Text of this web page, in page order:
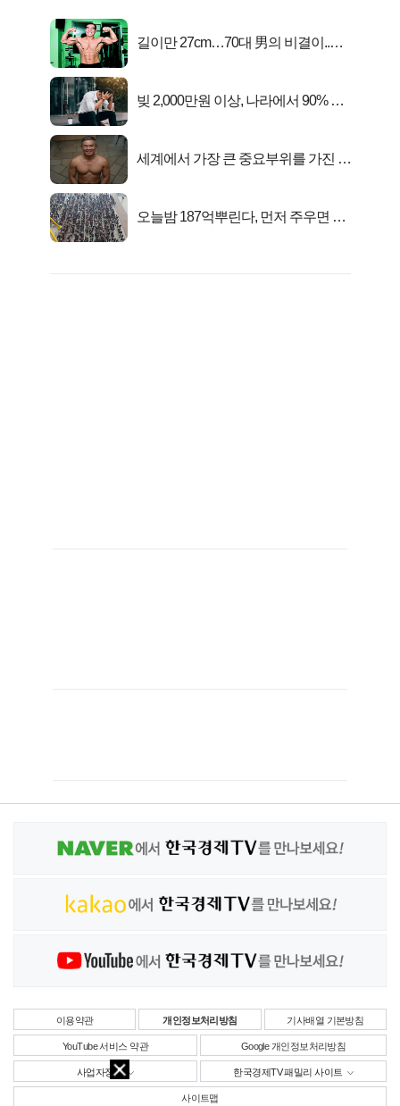
길이만 27cm…70대 男의 비결이..충
빚 2,000만원 이상, 나라에서 90% 갚
세계에서 가장 큰 중요부위를 가진 남
오늘밤 187억뿌린다, 먼저 주우면 최
이용약관 개인정보처리방침 기사배열 기본방침
YouTube 서비스 약관 Google 개인정보처리방침
사업자정보 한국경제TV 패밀리 사이트
사이트맵